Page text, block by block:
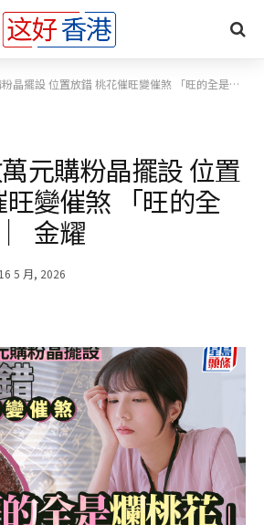
設 位置放錯 桃花催旺變催煞 「旺的全是爛桃花」 ︳金耀
元購粉晶擺設 位置
變催煞 「旺的全
︳金耀
16 5 月, 2026